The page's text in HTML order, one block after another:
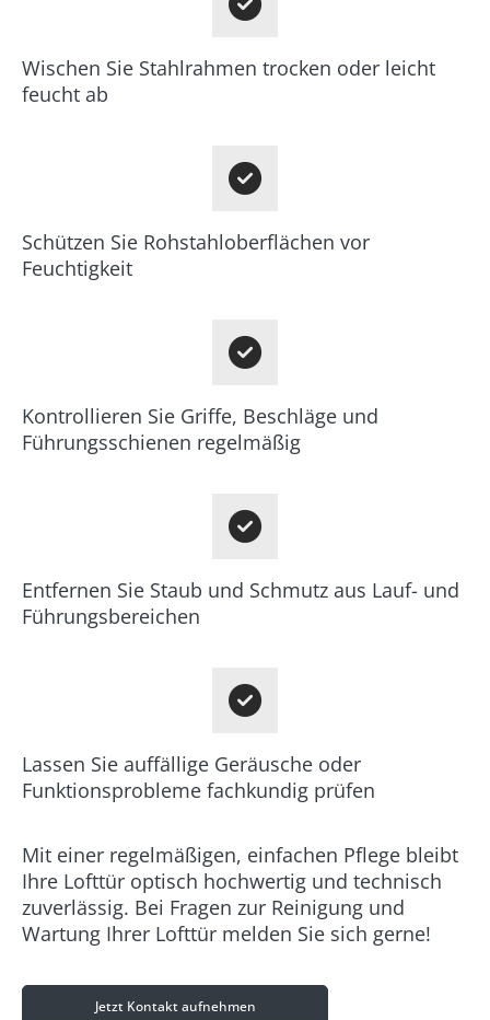
Wischen Sie Stahlrahmen trocken oder leicht
feucht ab
Schützen Sie Rohstahloberflächen vor
Feuchtigkeit
Kontrollieren Sie Griffe, Beschläge und
Führungsschienen regelmäßig
Entfernen Sie Staub und Schmutz aus Lauf- und
Führungsbereichen
Lassen Sie auffällige Geräusche oder
Funktionsprobleme fachkundig prüfen
Mit einer regelmäßigen, einfachen Pflege bleibt
Ihre Lofttür optisch hochwertig und technisch
zuverlässig. Bei Fragen zur Reinigung und
Wartung Ihrer Lofttür melden Sie sich gerne!
Jetzt Kontakt aufnehmen